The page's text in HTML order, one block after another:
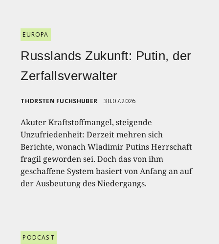
EUROPA
Russlands Zukunft: Putin, der
Zerfallsverwalter
THORSTEN FUCHSHUBER 30.07.2026
Akuter Kraftstoffmangel, steigende
Unzufriedenheit: Derzeit mehren sich
Berichte, wonach Wladimir Putins Herrschaft
fragil geworden sei. Doch das von ihm
geschaffene System basiert von Anfang an auf
der Ausbeutung des Niedergangs.
PODCAST